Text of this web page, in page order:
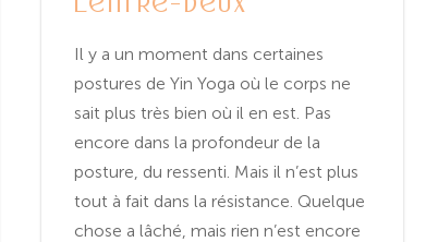
Il y a un moment dans certaines
postures de Yin Yoga où le corps ne
sait plus très bien où il en est. Pas
encore dans la profondeur de la
posture, du ressenti. Mais il n’est plus
tout à fait dans la résistance. Quelque
chose a lâché, mais rien n’est encore